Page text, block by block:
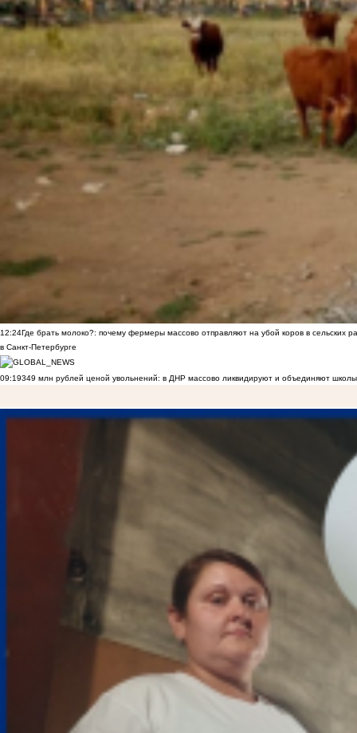
12:24Где брать молоко?: почему фермеры массово отправляют на убой коров в сельских
в Санкт-Петербурге
09:19349 млн рублей ценой увольнений: в ДНР массово ликвидируют и объединяют